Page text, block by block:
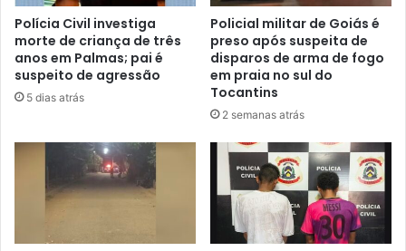
Polícia Civil investiga
morte de criança de três
anos em Palmas; pai é
suspeito de agressão
5 dias atrás
Policial militar de Goiás é
preso após suspeita de
disparos de arma de fogo
em praia no sul do
Tocantins
2 semanas atrás